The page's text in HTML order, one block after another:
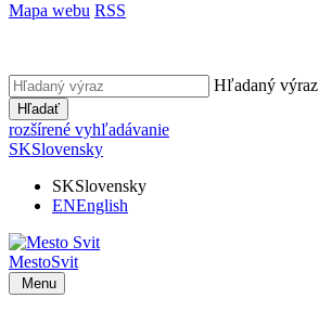
Mapa webu RSS
Hľadaný výraz
Hľadať
rozšírené vyhľadávanie
SKSlovensky
SKSlovensky
ENEnglish
MestoSvit
Menu